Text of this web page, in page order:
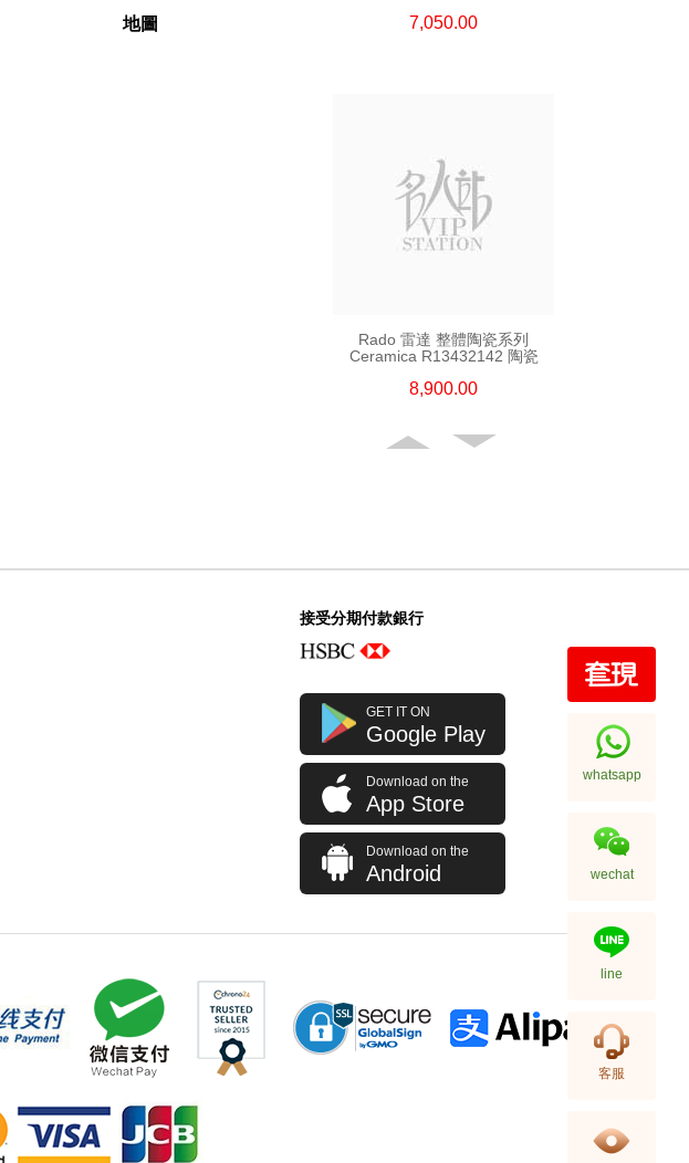
地圖 7,050.00
Rado 雷達 整體陶瓷系列
Ceramica R13432142 陶瓷
8,900.00
Rado 雷達 Integral R20488172
精鋼
7,150.00
接受分期付款銀行
GET IT ON
Google Play
Download on the
App Store
Download on the
Android
whatsapp
wechat
line
客服